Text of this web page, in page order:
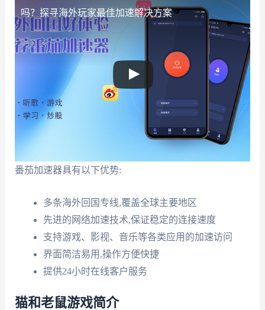
吗？探寻海外玩家最佳加速解决方案
番茄加速器具有以下优势:
多条海外回国专线,覆盖全球主要地区
先进的网络加速技术,保证稳定的连接速度
支持游戏、影视、音乐等各类应用的加速访问
界面简洁易用,操作方便快捷
提供24小时在线客户服务
猫和老鼠游戏简介